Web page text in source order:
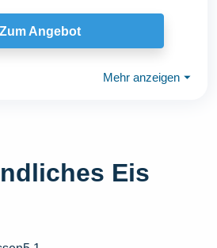
Zum Angebot
Mehr anzeigen ⏷
Eis